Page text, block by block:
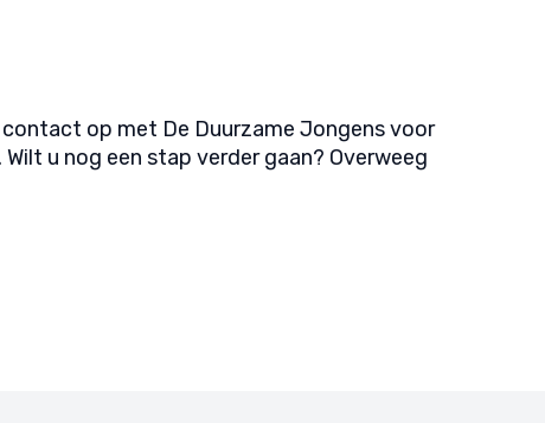
contact op met De Duurzame Jongens voor
u nog een stap verder gaan? Overweeg